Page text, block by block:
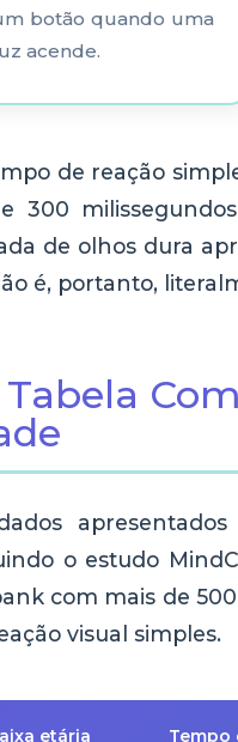
botão quando uma
acende.
de reação
300
de olhos dura
é, portanto,
Tabela
o estudo
com mais de
visual simples.
etária Tempo